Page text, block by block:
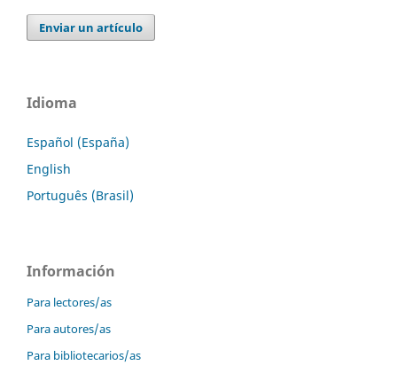
Enviar un artículo
Idioma
Español (España)
English
Português (Brasil)
Información
Para lectores/as
Para autores/as
Para bibliotecarios/as